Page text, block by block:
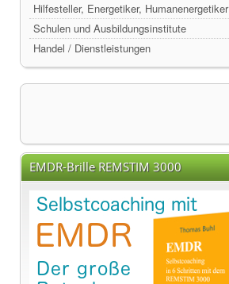
Hilfesteller, Energetiker, Humanenergetiker
Schulen und Ausbildungsinstitute
Handel / Dienstleistungen
EMDR-Brille REMSTIM 3000